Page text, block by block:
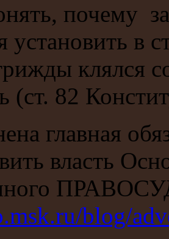
почему
установить в
клялся
(ст. 82
главная
власть
blog/